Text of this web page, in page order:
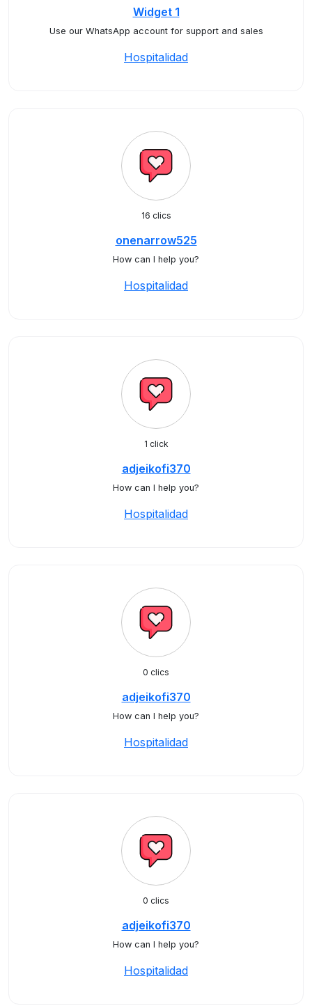
Widget 1
Use our WhatsApp account for support and sales
Hospitalidad
16 clics
onenarrow525
How can I help you?
Hospitalidad
1 click
adjeikofi370
How can I help you?
Hospitalidad
0 clics
adjeikofi370
How can I help you?
Hospitalidad
0 clics
adjeikofi370
How can I help you?
Hospitalidad